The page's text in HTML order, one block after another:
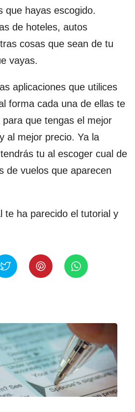
que hayas escogido.
de hoteles, autos
cosas que sean de tu
vayas.
aplicaciones que utilices
forma cada una de ellas te
que tengas el mejor
al mejor precio. Ya la
tu al escoger cual de
de vuelos que aparecen
te ha parecido el tutorial y